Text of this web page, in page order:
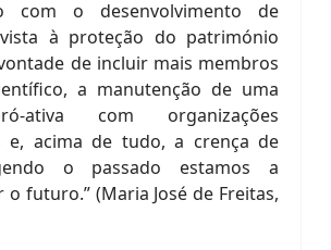
com o desenvolvimento de
à proteção do património
de incluir mais membros
a manutenção de uma
ativa com organizações
e, acima de tudo, a crença de
o passado estamos a
o futuro.” (Maria José de Freitas,